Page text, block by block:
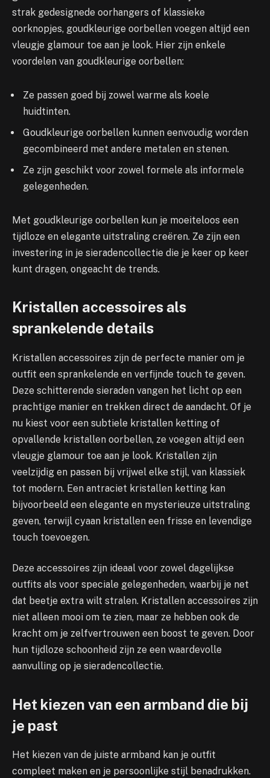
strak gedesignede oorhangers of klassieke
oorknopjes, goudkleurige oorbellen voegen altijd een
vleugje glamour toe aan je look. Hier zijn enkele
voordelen van goudkleurige oorbellen:
Ze passen goed bij zowel warme als koele
huidtinten.
Goudkleurige oorbellen kunnen eenvoudig worden
gecombineerd met andere metalen en stenen.
Ze zijn geschikt voor zowel formele als informele
gelegenheden.
Met goudkleurige oorbellen kun je moeiteloos een
tijdloze en elegante uitstraling creëren. Ze zijn een
investering in je sieradencollectie die je keer op keer
kunt dragen, ongeacht de trends.
Kristallen accessoires als
sprankelende details
Kristallen accessoires zijn de perfecte manier om je
outfit een sprankelende en verfijnde touch te geven.
Deze schitterende sieraden vangen het licht op een
prachtige manier en trekken direct de aandacht. Of je
nu kiest voor een subtiele kristallen ketting of
opvallende kristallen oorbellen, ze voegen altijd een
vleugje glamour toe aan je look. Kristallen zijn
veelzijdig en passen bij vrijwel elke stijl, van klassiek
tot modern. Een antraciet kristallen ketting kan
bijvoorbeeld een elegante en mysterieuze uitstraling
geven, terwijl cyaan kristallen een frisse en levendige
touch toevoegen.
Deze accessoires zijn ideaal voor zowel dagelijkse
outfits als voor speciale gelegenheden, waarbij je net
dat beetje extra wilt stralen. Kristallen accessoires zijn
niet alleen mooi om te zien, maar ze hebben ook de
kracht om je zelfvertrouwen een boost te geven. Door
hun tijdloze schoonheid zijn ze een waardevolle
aanvulling op je sieradencollectie.
Het kiezen van een armband die bij
je past
Het kiezen van de juiste armband kan je outfit
compleet maken en je persoonlijke stijl benadrukken.